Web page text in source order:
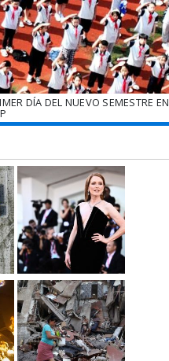
DÍA DEL NUEVO SEMESTRE EN